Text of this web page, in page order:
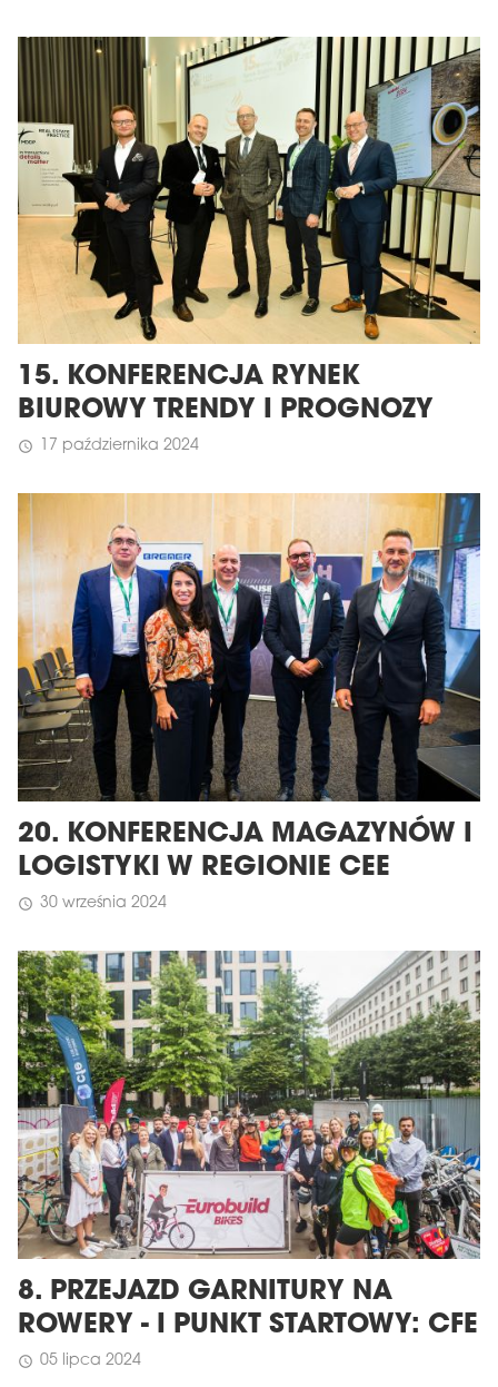
15. KONFERENCJA RYNEK
BIUROWY TRENDY I PROGNOZY
schedule 17 października 2024
20. KONFERENCJA MAGAZYNÓW I
LOGISTYKI W REGIONIE CEE
schedule 30 września 2024
8. PRZEJAZD GARNITURY NA
ROWERY - I PUNKT STARTOWY: CFE
schedule 05 lipca 2024